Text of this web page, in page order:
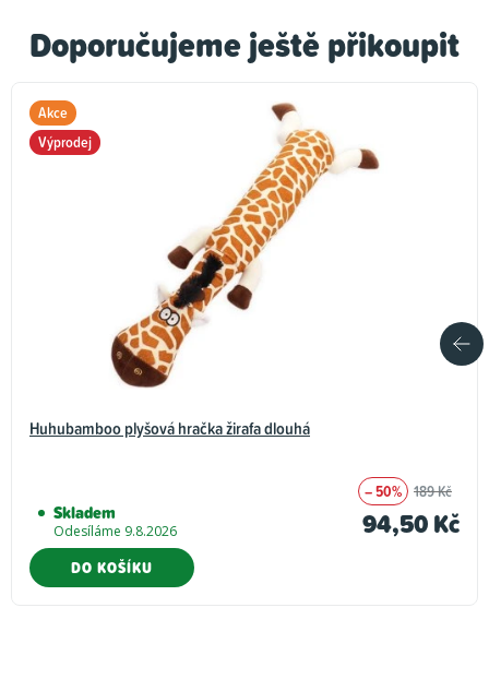
Doporučujeme ještě přikoupit
Akce
Výprodej
Huhubamboo plyšová hračka žirafa dlouhá
Skladem
Odesíláme 9.8.2026
– 50% 189 Kč
94,50 Kč
DO KOŠÍKU